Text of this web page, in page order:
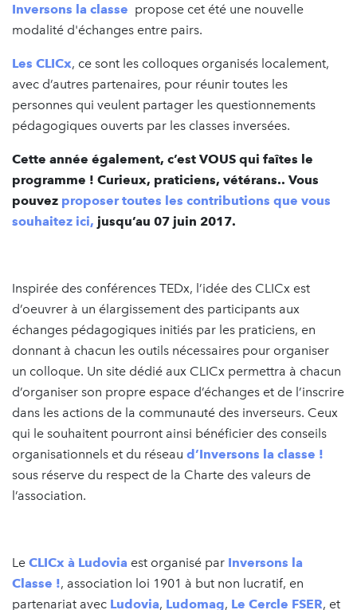
Inversons la classe propose cet été une nouvelle
modalité d'échanges entre pairs.
Les CLICx, ce sont les colloques organisés localement,
avec d’autres partenaires, pour réunir toutes les
personnes qui veulent partager les questionnements
pédagogiques ouverts par les classes inversées.
Cette année également, c’est VOUS qui faîtes le
programme ! Curieux, praticiens, vétérans.. Vous
pouvez proposer toutes les contributions que vous
souhaitez ici, jusqu’au 07 juin 2017.
Inspirée des conférences TEDx, l’idée des CLICx est
d’oeuvrer à un élargissement des participants aux
échanges pédagogiques initiés par les praticiens, en
donnant à chacun les outils nécessaires pour organiser
un colloque. Un site dédié aux CLICx permettra à chacun
d’organiser son propre espace d’échanges et de l’inscrire
dans les actions de la communauté des inverseurs. Ceux
qui le souhaitent pourront ainsi bénéficier des conseils
organisationnels et du réseau d’Inversons la classe !
sous réserve du respect de la Charte des valeurs de
l’association.
Le CLICx à Ludovia est organisé par Inversons la
Classe !, association loi 1901 à but non lucratif, en
partenariat avec Ludovia, Ludomag, Le Cercle FSER, et